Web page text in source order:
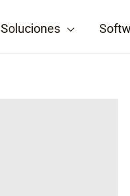
Soluciones